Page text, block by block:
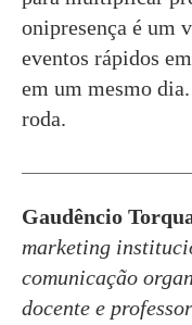
onipresença é um
eventos rápidos
em um mesmo
roda.
Gaudêncio
marketing
comunicação
docente e